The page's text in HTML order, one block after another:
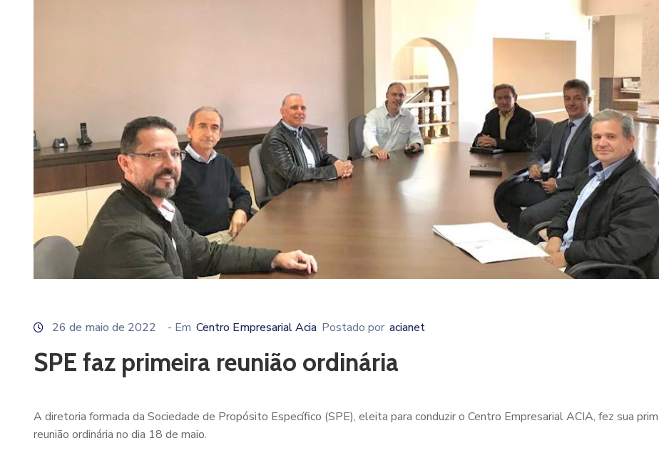
26 de maio de 2022 - Em Centro Empresarial Acia Postado por acianet
SPE faz primeira reunião ordinária
A diretoria formada da Sociedade de Propósito Específico (SPE), eleita para conduzir o Centro Empresarial ACIA, fez sua
reunião ordinária no dia 18 de maio.